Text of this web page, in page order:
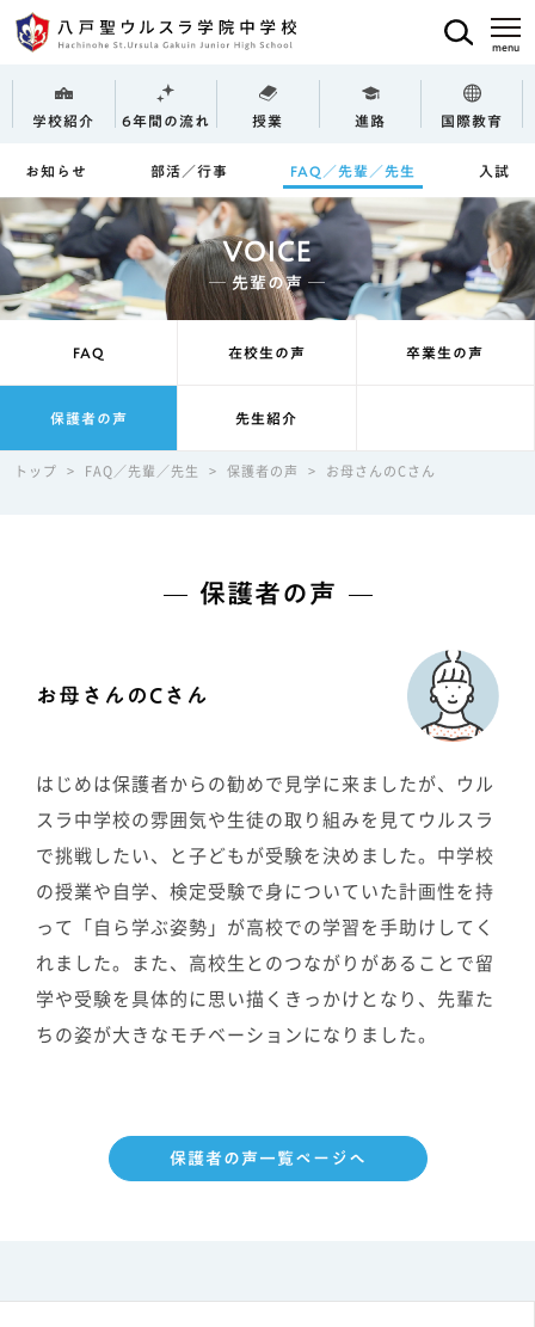
学校紹介 6年間の流れ 授業 進路 国際教育
お知らせ 部活／行事 FAQ／先輩／先生 入試
VOICE
─ 先輩の声 ─
FAQ 在校生の声 卒業生の声
保護者の声 先生紹介
トップ > FAQ／先輩／先生 > 保護者の声 > お母さんのCさん
保護者の声
お母さんのCさん
はじめは保護者からの勧めで見学に来ましたが、ウル
スラ中学校の雰囲気や生徒の取り組みを見てウルスラ
で挑戦したい、と子どもが受験を決めました。中学校
の授業や自学、検定受験で身についていた計画性を持
って「自ら学ぶ姿勢」が高校での学習を手助けしてく
れました。また、高校生とのつながりがあることで留
学や受験を具体的に思い描くきっかけとなり、先輩た
ちの姿が大きなモチベーションになりました。
保護者の声一覧ページへ